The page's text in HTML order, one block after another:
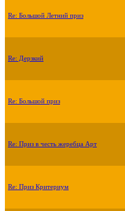
Re: Большой Летний приз
Re: Дерзкий
Re: Большой приз
Re: Приз в честь жеребца Арт
Re: Приз Критериум